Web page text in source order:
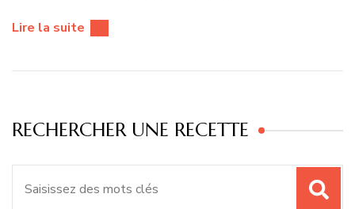
Lire la suite
RECHERCHER UNE RECETTE